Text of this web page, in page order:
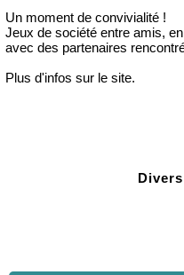
Un moment de convivialité !
Jeux de société entre amis,
avec des partenaires
Plus d'infos sur le site.
Divers